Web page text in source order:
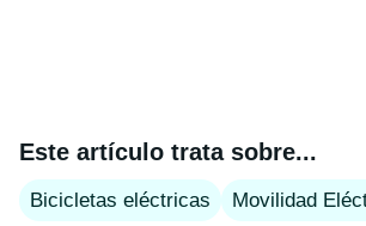
Este artículo trata sobre...
Bicicletas eléctricas Movilidad